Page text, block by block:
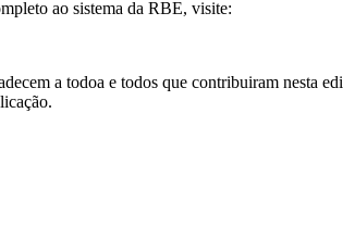
ao sistema da RBE, visite:
a todoa e todos que contribuiram nesta